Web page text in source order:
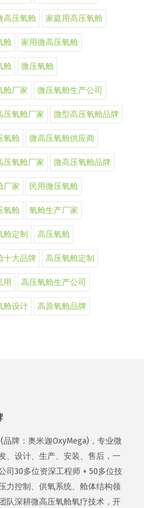
高压氧舱 家庭用高压氧舱
舱 家用微高压氧舱
舱 微压氧舱
舱厂家 微压氧舱生产公司
压氧舱厂家 微型高压氧舱品牌
氧舱 微高压氧舱供应商
压氧舱厂家 微高压氧舱品牌
厂家 民用微压氧舱
氧舱 氧舱生产厂家
舱定制 高压氧舱
十大品牌 高压氧舱定制
用 高压氧舱生产公司
舱设计 高原氧舱品牌
牌：奥米迦OxyMega)，专业微
、设计、生产、安装、售后，一
司30多位资深工程师 + 50多位技
力控制、供氧系统、舱体结构领
队深耕微高压氧舱氧疗技术，开